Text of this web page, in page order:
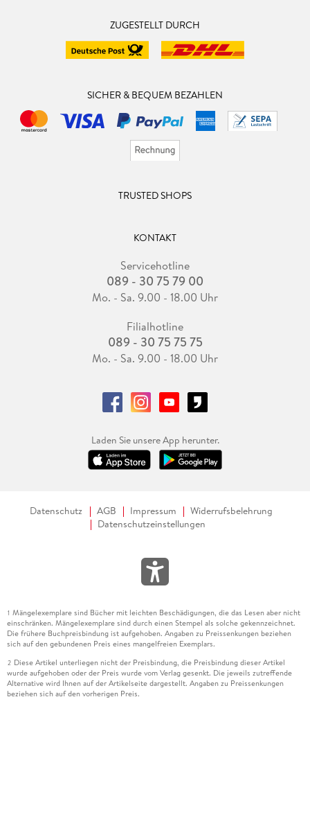
ZUGESTELLT DURCH
SICHER & BEQUEM BEZAHLEN
TRUSTED SHOPS
KONTAKT
Servicehotline
089 - 30 75 79 00
Mo. - Sa. 9.00 - 18.00 Uhr
Filialhotline
089 - 30 75 75 75
Mo. - Sa. 9.00 - 18.00 Uhr
Laden Sie unsere App herunter.
Datenschutz AGB Impressum
Widerrufsbelehrung
Datenschutzeinstellungen
1 Mängelexemplare sind Bücher mit leichten Beschädigungen, die das Lesen aber nicht
einschränken. Mängelexemplare sind durch einen Stempel als solche gekennzeichnet.
Die frühere Buchpreisbindung ist aufgehoben. Angaben zu Preissenkungen beziehen
sich auf den gebundenen Preis eines mangelfreien Exemplars.
2 Diese Artikel unterliegen nicht der Preisbindung, die Preisbindung dieser Artikel
wurde aufgehoben oder der Preis wurde vom Verlag gesenkt. Die jeweils zutreffende
Alternative wird Ihnen auf der Artikelseite dargestellt. Angaben zu Preissenkungen
beziehen sich auf den vorherigen Preis.